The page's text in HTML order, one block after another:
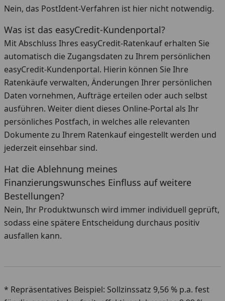
Nein, das PostIdent-Verfahren ist hier nicht notwendig.
Was ist das easyCredit-Kundenportal?
Mit Abschluss Ihres easyCredit-Ratenkauf erhalten Sie
automatisch die Zugangsdaten zu Ihrem persönlichen
easyCredit-Kundenportal. Hierin können Sie Ihre
Ratenkäufe verwalten, Änderungen Ihrer persönlichen
Daten vornehmen, Aufträge erteilen oder auch selbst
ausführen. Weiter dient dieses Online-Portal als Ihr
persönliches Postfach, in welches alle relevanten
Dokumente zu Ihrem Ratenkauf eingestellt werden und
jederzeit einsehbar sind.
Hat die Ablehnung meines
Finanzierungswunsches Einfluss auf weitere
Bestellungen?
Nein, Ihr Produktwunsch wird immer individuell geprüft,
sodass eine spätere Entscheidung durchaus positiv
ausfallen kann.
* Repräsentatives Beispiel: Sollzinssatz 9,56 % p.a. fest